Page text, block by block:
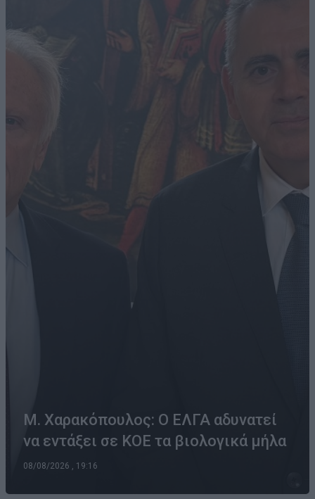
Μ. Χαρακόπουλος: Ο ΕΛΓΑ αδυνατεί
να εντάξει σε ΚΟΕ τα βιολογικά μήλα
08/08/2026 , 19:16